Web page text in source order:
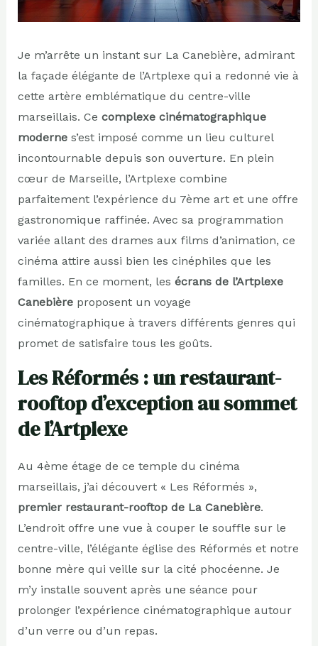
Je m’arrête un instant sur La Canebière, admirant
la façade élégante de l’Artplexe qui a redonné vie à
cette artère emblématique du centre-ville
marseillais. Ce complexe cinématographique
modernes’est imposé comme un lieu culturel
incontournable depuis son ouverture. En plein
cœur de Marseille, l’Artplexe combine
parfaitement l’expérience du 7ème art et une offre
gastronomique raffinée. Avec sa programmation
variée allant des drames aux films d’animation, ce
cinéma attire aussi bien les cinéphiles que les
familles. En ce moment, les écrans de l’Artplexe
Canebièreproposent un voyage
cinématographique à travers différents genres qui
promet de satisfaire tous les goûts.
Les Réformés : un restaurant-
rooftop d’exception au sommet
de l’Artplexe
Au 4ème étage de ce temple du cinéma
marseillais, j’ai découvert « Les Réformés »,
premier restaurant-rooftop de La Canebière.
L’endroit offre une vue à couper le souffle sur le
centre-ville, l’élégante église des Réformés et notre
bonne mère qui veille sur la cité phocéenne. Je
m’y installe souvent après une séance pour
prolonger l’expérience cinématographique autour
d’un verre ou d’un repas.